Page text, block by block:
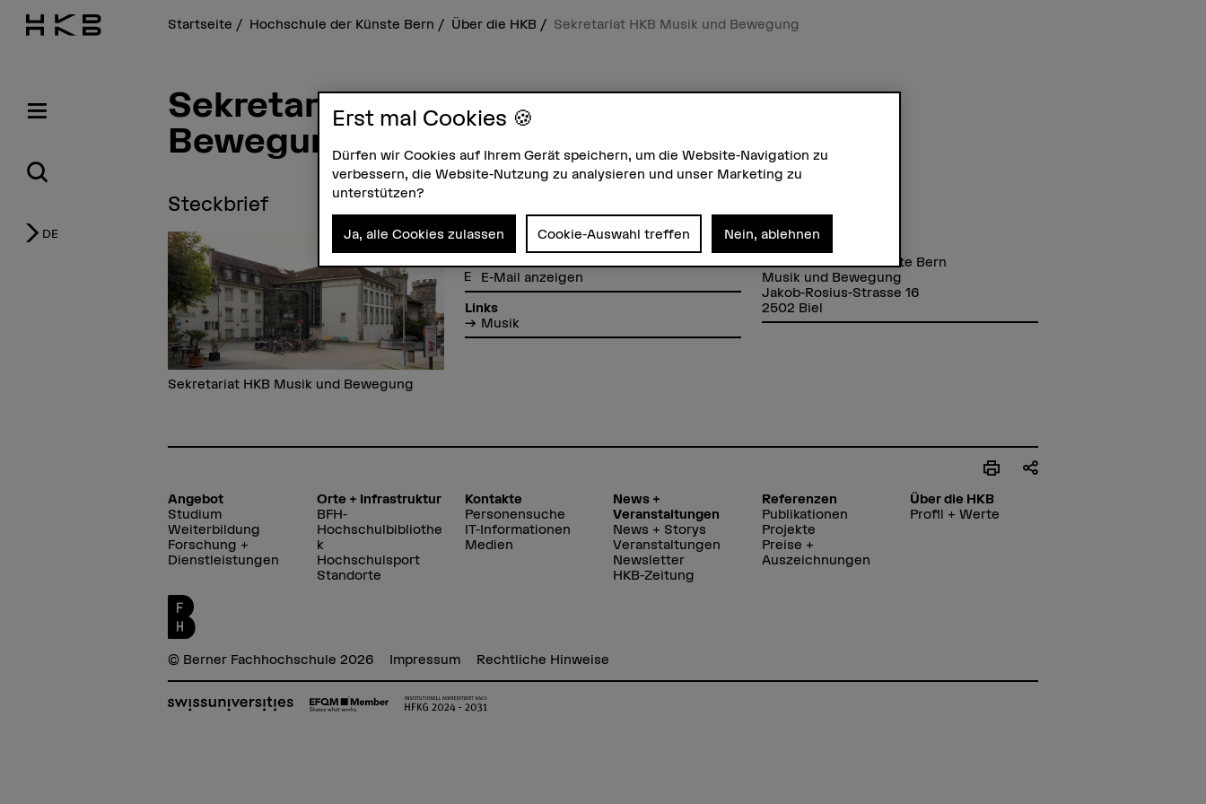
DE
Startseite Hochschule der Künste Bern Über die HKB Sekretariat HKB Musik und Bewegung
Sekretariat HKB Musik und
Bewegung
Steckbrief
Sekretariat HKB Musik und Bewegung
E-Mail anzeigen
Links
Musik
Hochschule der Künste Bern
Musik und Bewegung
Jakob-Rosius-Strasse 16
2502 Biel
Angebot
Studium
Weiterbildung
Forschung +
Dienstleistungen
Orte + Infrastruktur
BFH-
Hochschulbibliothe
k
Hochschulsport
Standorte
Kontakte
Personensuche
IT-Informationen
Medien
News +
Veranstaltungen
News + Storys
Veranstaltungen
Newsletter
HKB-Zeitung
Referenzen
Publikationen
Projekte
Preise +
Auszeichnungen
Über die HKB
Profil + Werte
© Berner Fachhochschule 2026 Impressum Rechtliche Hinweise
Erst mal Cookies 🍪
Dürfen wir Cookies auf Ihrem Gerät speichern, um die Website-Navigation zu
verbessern, die Website-Nutzung zu analysieren und unser Marketing zu
unterstützen?
Ja, alle Cookies zulassen Cookie-Auswahl treffen Nein, ablehnen